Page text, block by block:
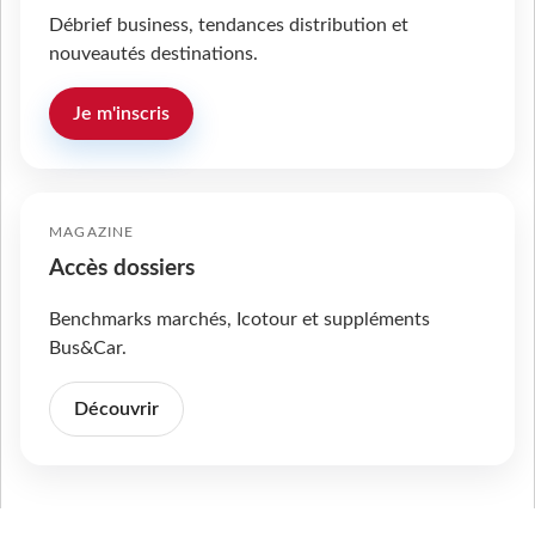
Débrief business, tendances distribution et
nouveautés destinations.
Je m'inscris
MAGAZINE
Accès dossiers
Benchmarks marchés, Icotour et suppléments
Bus&Car.
Découvrir